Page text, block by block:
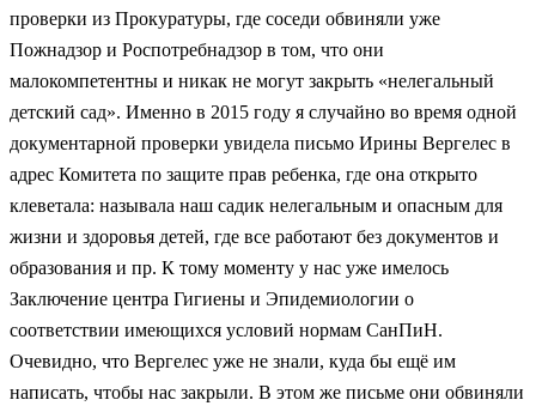
проверки из Прокуратуры, где соседи обвиняли уже
Пожнадзор и Роспотребнадзор в том, что они
малокомпетентны и никак не могут закрыть «нелегальный
детский сад». Именно в 2015 году я случайно во время одной
документарной проверки увидела письмо Ирины Вергелес в
адрес Комитета по защите прав ребенка, где она открыто
клеветала: называла наш садик нелегальным и опасным для
жизни и здоровья детей, где все работают без документов и
образования и пр. К тому моменту у нас уже имелось
Заключение центра Гигиены и Эпидемиологии о
соответствии имеющихся условий нормам СанПиН.
Очевидно, что Вергелес уже не знали, куда бы ещё им
написать, чтобы нас закрыли. В этом же письме они обвиняли